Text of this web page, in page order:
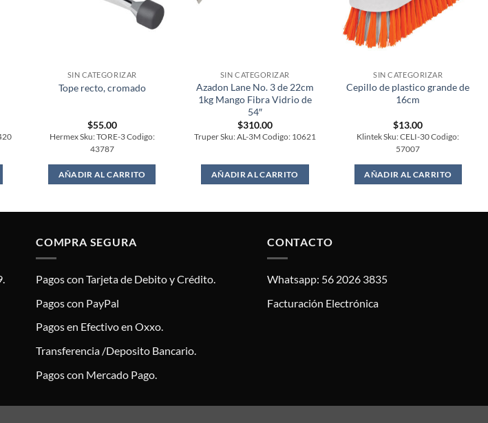
SIN CATEGORIZAR
Tope recto, cromado
$55.00
Hermex Sku: TORE-3 Codigo:
43787
AÑADIR AL CARRITO
SIN CATEGORIZAR
Azadon Lane No. 3 de 22cm
1kg Mango Fibra Vidrio de
54″
$310.00
Truper Sku: AL-3M Codigo: 10621
AÑADIR AL CARRITO
SIN CATEGORIZAR
Cepillo de plastico grande de
16cm
$13.00
Klintek Sku: CELI-30 Codigo:
57007
AÑADIR AL CARRITO
COMPRA SEGURA
Pagos con Tarjeta de Debito y Crédito.
Pagos con PayPal
Pagos en Efectivo en Oxxo.
Transferencia /Deposito Bancario.
Pagos con Mercado Pago.
CONTACTO
Whatsapp: 56 2026 3835
Facturación Electrónica